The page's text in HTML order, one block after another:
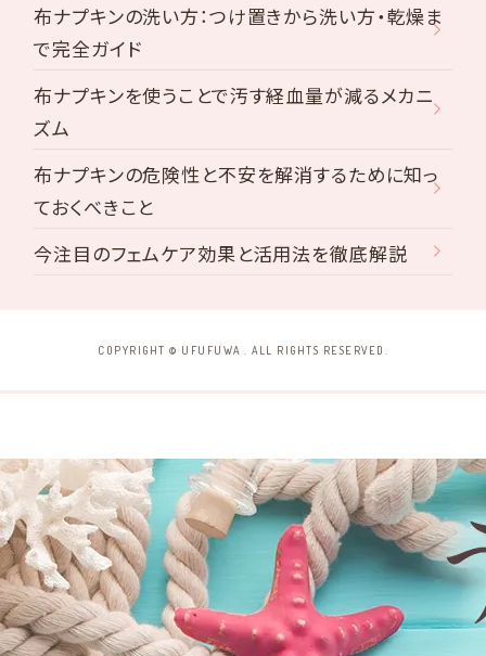
布ナプキンの洗い方：つけ置きから洗い方・乾燥ま
で完全ガイド
布ナプキンを使うことで汚す経血量が減るメカニ
ズム
布ナプキンの危険性と不安を解消するために知っ
ておくべきこと
今注目のフェムケア効果と活用法を徹底解説
COPYRIGHT © UFUFUWA . ALL RIGHTS RESERVED.